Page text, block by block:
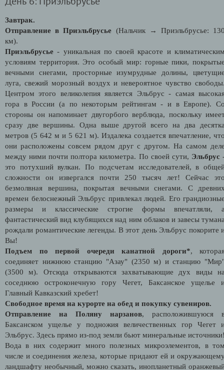
Завтрак.
Отправление в Приэльбрусье (Нальчик → Приэльбрусье:
км).
Приэльбрусье - уникальная по своей красоте и
условиям территория. Это особый мир: горные пики,
вечными снегами, просторные изумрудные долины,
луга, свежий морозный воздух и невероятное чувство
Центром этого великолепия является Эльбрус - самая
гора в России (а по некоторым рейтингам - и в Европе).
стороны он напоминает двугорбого верблюда, поскольку
сразу две вершины. Одна выше другой всего на два
метров (5 642 м и 5 621 м). Издалека создается впечатление,
они расположены совсем рядом друг с другом. На самом
между ними почти полтора километра. По своей сути, Эльбрус
это потухший вулкан. По подсчетам исследователей, в
сложности он извергался почти 250 тысяч лет! Сейчас
безмолвная вершина, покрытая вечными снегами. С
времен белоснежный Эльбрус привлекал людей. Его
размеры и классические строгие формы впечатляли,
фантастический вид клубящихся над ним облаков и завесы
рождали романтические легенды. В этот день Эльбрус покорите
Вы!
Подъем по первой очереди канатной дороги*,
соединяет нижнюю станцию "Азау" (2350 м) и станцию
(3500 м). Отсюда открываются захватывающие дух виды
соседнюю остроконечную гору Чегет, Баксанское ущелье
Главный Кавказский хребет!
Свободное время на курорте на обед и покупку сувениров.
Отправление на Поляну нарзанов, расположившуюся
Баксанском ущелье у подножия величественных гор Чегет
Эльбрус. Здесь прямо из-под земли бьют минеральные
Вода в них содержит много полезных микроэлементов, в
числе и соединения железа, которые придают ей и
ландшафту необычный, можно сказать, инопланетный